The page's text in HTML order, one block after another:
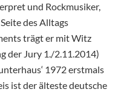
und Rockmusiker,
des Alltags
trägt er mit Witz
der Jury 1./2.11.2014)
1972 erstmals
ist der älteste deutsche